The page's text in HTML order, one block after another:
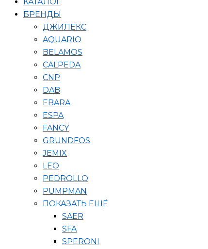
БРЕНДЫ
ДЖИЛЕКС
AQUARIO
BELAMOS
CALPEDA
CNP
DAB
EBARA
ESPA
FANCY
GRUNDFOS
JEMIX
LEO
PEDROLLO
PUMPMAN
ПОКАЗАТЬ ЕЩЁ
SAER
SFA
SPERONI